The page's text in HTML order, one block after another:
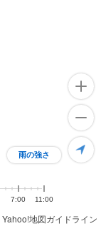
Yahoo!地図ガイドライン
雨の強さ
7:00 11:00